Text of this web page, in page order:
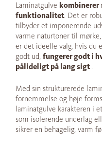
Laminatgulve kombinerer
funktionalitet. Det er
tilbyder et imponerende
varme naturtoner til
er det ideelle valg, hvis du
godt ud, fungerer godt i
pålideligt på lang sigt .
Med sin strukturerede
fornemmelse og høje
laminatgulve karakteren i
som isolerende underlag
sikrer en behagelig, varm